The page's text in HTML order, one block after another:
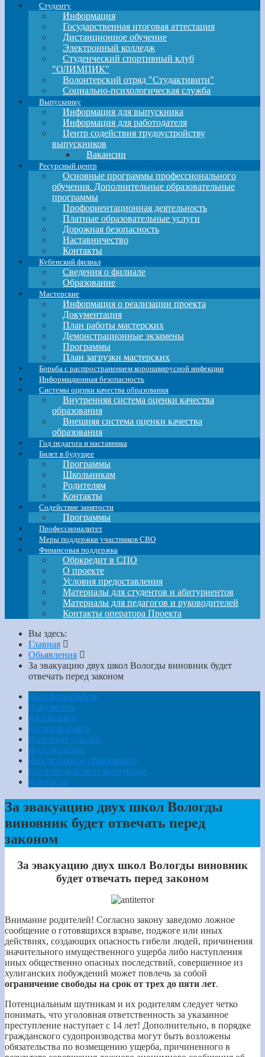
Студенту
Информация
Государственная итоговая аттестация
Дистанционное обучение
Электронный колледж
Студенческий спортивный клуб
"ОЛИМПИК"
Волонтерский отряд "Студактивити"
Социально-психологическая служба
Выпускнику
Информация для выпускника
Информация для работодателя
Центр содействия трудоустройству
выпускников
Вакансии
Ресурсный центр
Основные программы профессионального
обучения. Дополнительные образовательные
программы
Профориентационная деятельность
Платные образовательные услуги
Дорожная безопасность
Наставничество
Контакты
Кубенский филиал
Сведения о филиале
Образование
Мастерские
Информация о реализации проекта
Документация
План работы мастерских
Демонстрационные экзамены
Программы
План загрузки мастерских
Борьба с распространением коронавирусной инфекции
Информационная безопасность
Системы оценки качества образования
Внутренняя система оценки качества
образования
Внешняя система оценки качества
образования
Год педагога и наставника
Билет в будущее
Программы
Школьникам
Родителям
Контакты
Содействие занятости
Программы
Профессионалитет
Меры поддержки участников СВО
Финансовая поддержка
Обркредит в СПО
О проекте
Условия предоставления
Материалы для студентов и абитуриентов
Материалы для педагогов и руководителей
Контакты оператора Проекта
Вы здесь:
Главная
Обьявления
За эвакуацию двух школ Вологды виновник будет
отвечать перед законом
Наш фотоальбом
Документы
Расписание
Гостевая книга
Полезные ссылки
Видеокаталог
Инклюзивное образование
Противодействие коррупции
Контакты
За эвакуацию двух школ Вологды
виновник будет отвечать перед
законом
За эвакуацию двух школ Вологды виновник
будет отвечать перед законом
Внимание родителей! Согласно закону заведомо ложное
сообщение о готовящихся взрыве, поджоге или иных
действиях, создающих опасность гибели людей, причинения
значительного имущественного ущерба либо наступления
иных общественно опасных последствий, совершенное из
хулиганских побуждений может повлечь за собой
ограничение свободы на срок от трех до пяти лет.
Потенциальным шутникам и их родителям следует четко
понимать, что уголовная ответственность за указанное
преступление наступает с 14 лет! Дополнительно, в порядке
гражданского судопроизводства могут быть возложены
обязательства по возмещению ущерба, причиненного в